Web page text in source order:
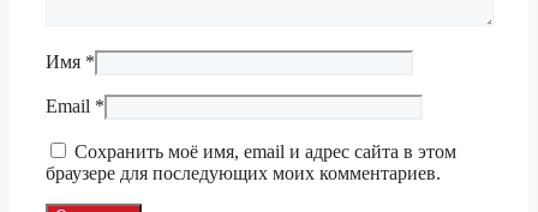
Имя *
Email *
Сохранить моё имя, email и адрес сайта в этом
браузере для последующих моих комментариев.